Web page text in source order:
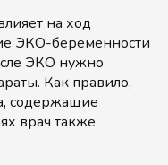
на ход
ЭКО-беременности
ЭКО нужно
Как правило,
содержащие
врач также